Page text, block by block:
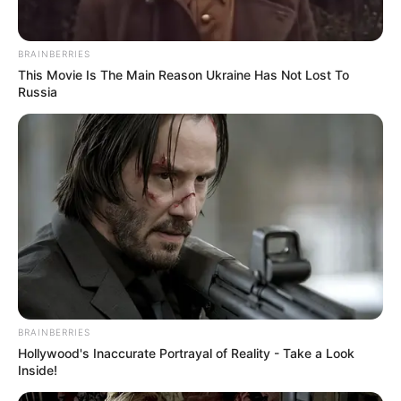
ΔΗΜΟΦΙΛΗ ΑΡΘΡΑ
BRAINBERRIES
This Movie Is The Main Reason Ukraine Has Not Lost To
Russia
BRAINBERRIES
Hollywood's Inaccurate Portrayal of Reality - Take a Look
Inside!